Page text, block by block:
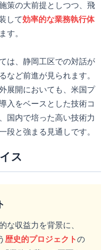
策の大前提としつつ、飛
して効率的な業務執行体
す。
は、静岡工区での対話が
など前進が見られます。
展開においても、米国プ
入をベースとした技術コ
国内で培った高い技術力
段と強まる見通しです。
ス
な収益力を背景に、
歴史的プロジェクトの